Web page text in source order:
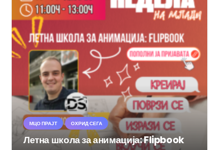
МЦО ПРАЈТ ОХРИД СЕГА
Летна школа за анимација: Flipbook